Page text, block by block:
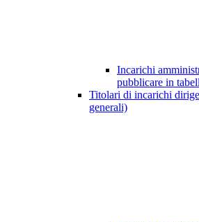
Incarichi
pubblicare in
Titolari di incarichi
generali)